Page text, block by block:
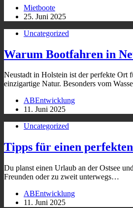
Mietboote
25. Juni 2025
Uncategorized
Warum Bootfahren in
Neustadt in Holstein ist der perfekte Ort
einzigartige Natur. Besonders vom
ABEntwicklung
11. Juni 2025
Uncategorized
Tipps für einen
Du planst einen Urlaub an der Ostsee
Freunden oder zu zweit unterwegs…
ABEntwicklung
11. Juni 2025